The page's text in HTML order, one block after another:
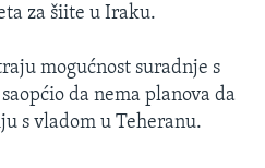
za šiite u Iraku.
mogućnost suradnje s
da nema planova da
s vladom u Teheranu.